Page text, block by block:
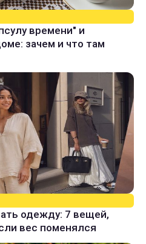
времени" и
зачем и что там
одежду: 7 вещей,
вес поменялся